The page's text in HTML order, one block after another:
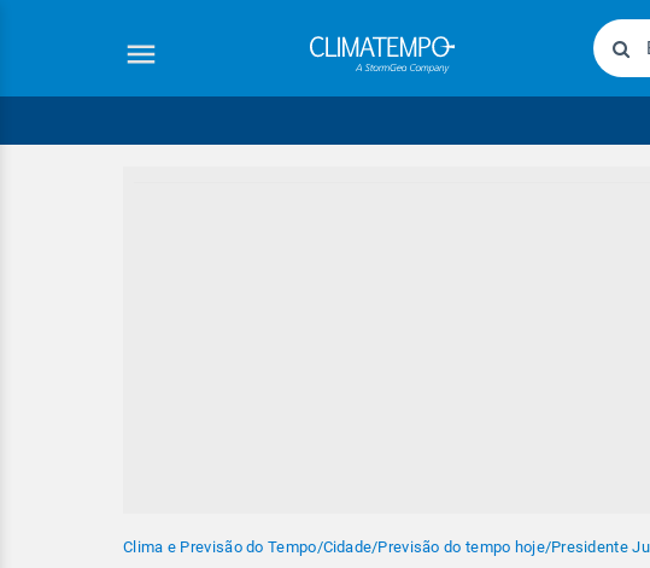
Clima e Previsão do Tempo/Cidade/Previsão do tempo hoje/Presidente